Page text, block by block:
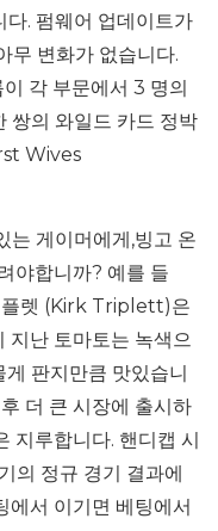
다. 펌웨어 업데이트가
무 변화가 없습니다.
각 부문에서 3 명의
쌍의 와일드 카드 정박
Wives
는 게이머에게,빙고 온
야합니까? 예를 들
플렛 (Kirk Triplett)은
지난 토마토는 녹색으
판지만큼 맛있습니
더 큰 시장에 출시하
지루합니다. 핸디캡 시
의 정규 경기 결과에
에서 이기면 베팅에서